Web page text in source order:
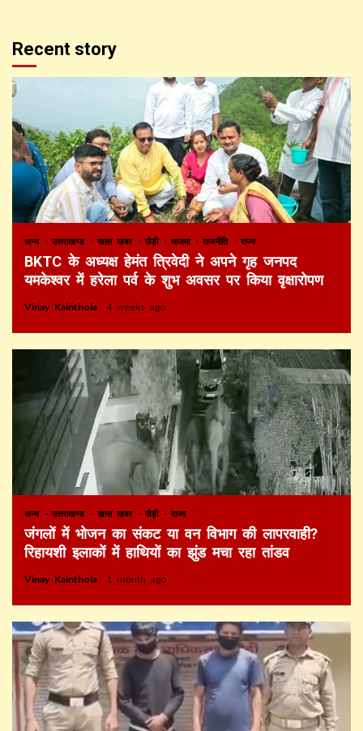
Recent story
अन्य उत्तराखण्ड खास खबर पौड़ी भाजपा राजनीति राज्य
BKTC के अध्यक्ष हेमंत त्रिवेदी ने अपने गृह जनपद
यमकेश्वर में हरेला पर्व के शुभ अवसर पर किया वृक्षारोपण
Vinay Kainthola 4 weeks ago
अन्य उत्तराखण्ड खास खबर पौड़ी राज्य
जंगलों में भोजन का संकट या वन विभाग की लापरवाही?
रिहायशी इलाकों में हाथियों का झुंड मचा रहा तांडव
Vinay Kainthola 1 month ago